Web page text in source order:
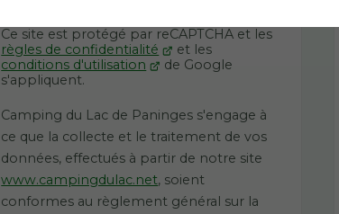
Ce site est protégé par reCAPTCHA et les
règles de confidentialité
et les
conditions d'utilisation
de Google
s'appliquent.
Camping du Lac de Paninges s'engage à
ce que la collecte et le traitement de vos
données, effectués à partir de notre site
www.campingdulac.net, soient
conformes au règlement général sur la